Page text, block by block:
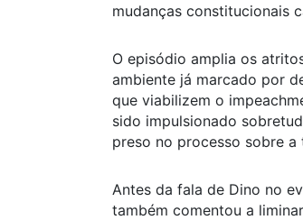
mudanças constitucionais
O episódio amplia os
ambiente já marcado por
que viabilizem o
sido impulsionado
preso no processo sobre a
Antes da fala de Dino no
também comentou a